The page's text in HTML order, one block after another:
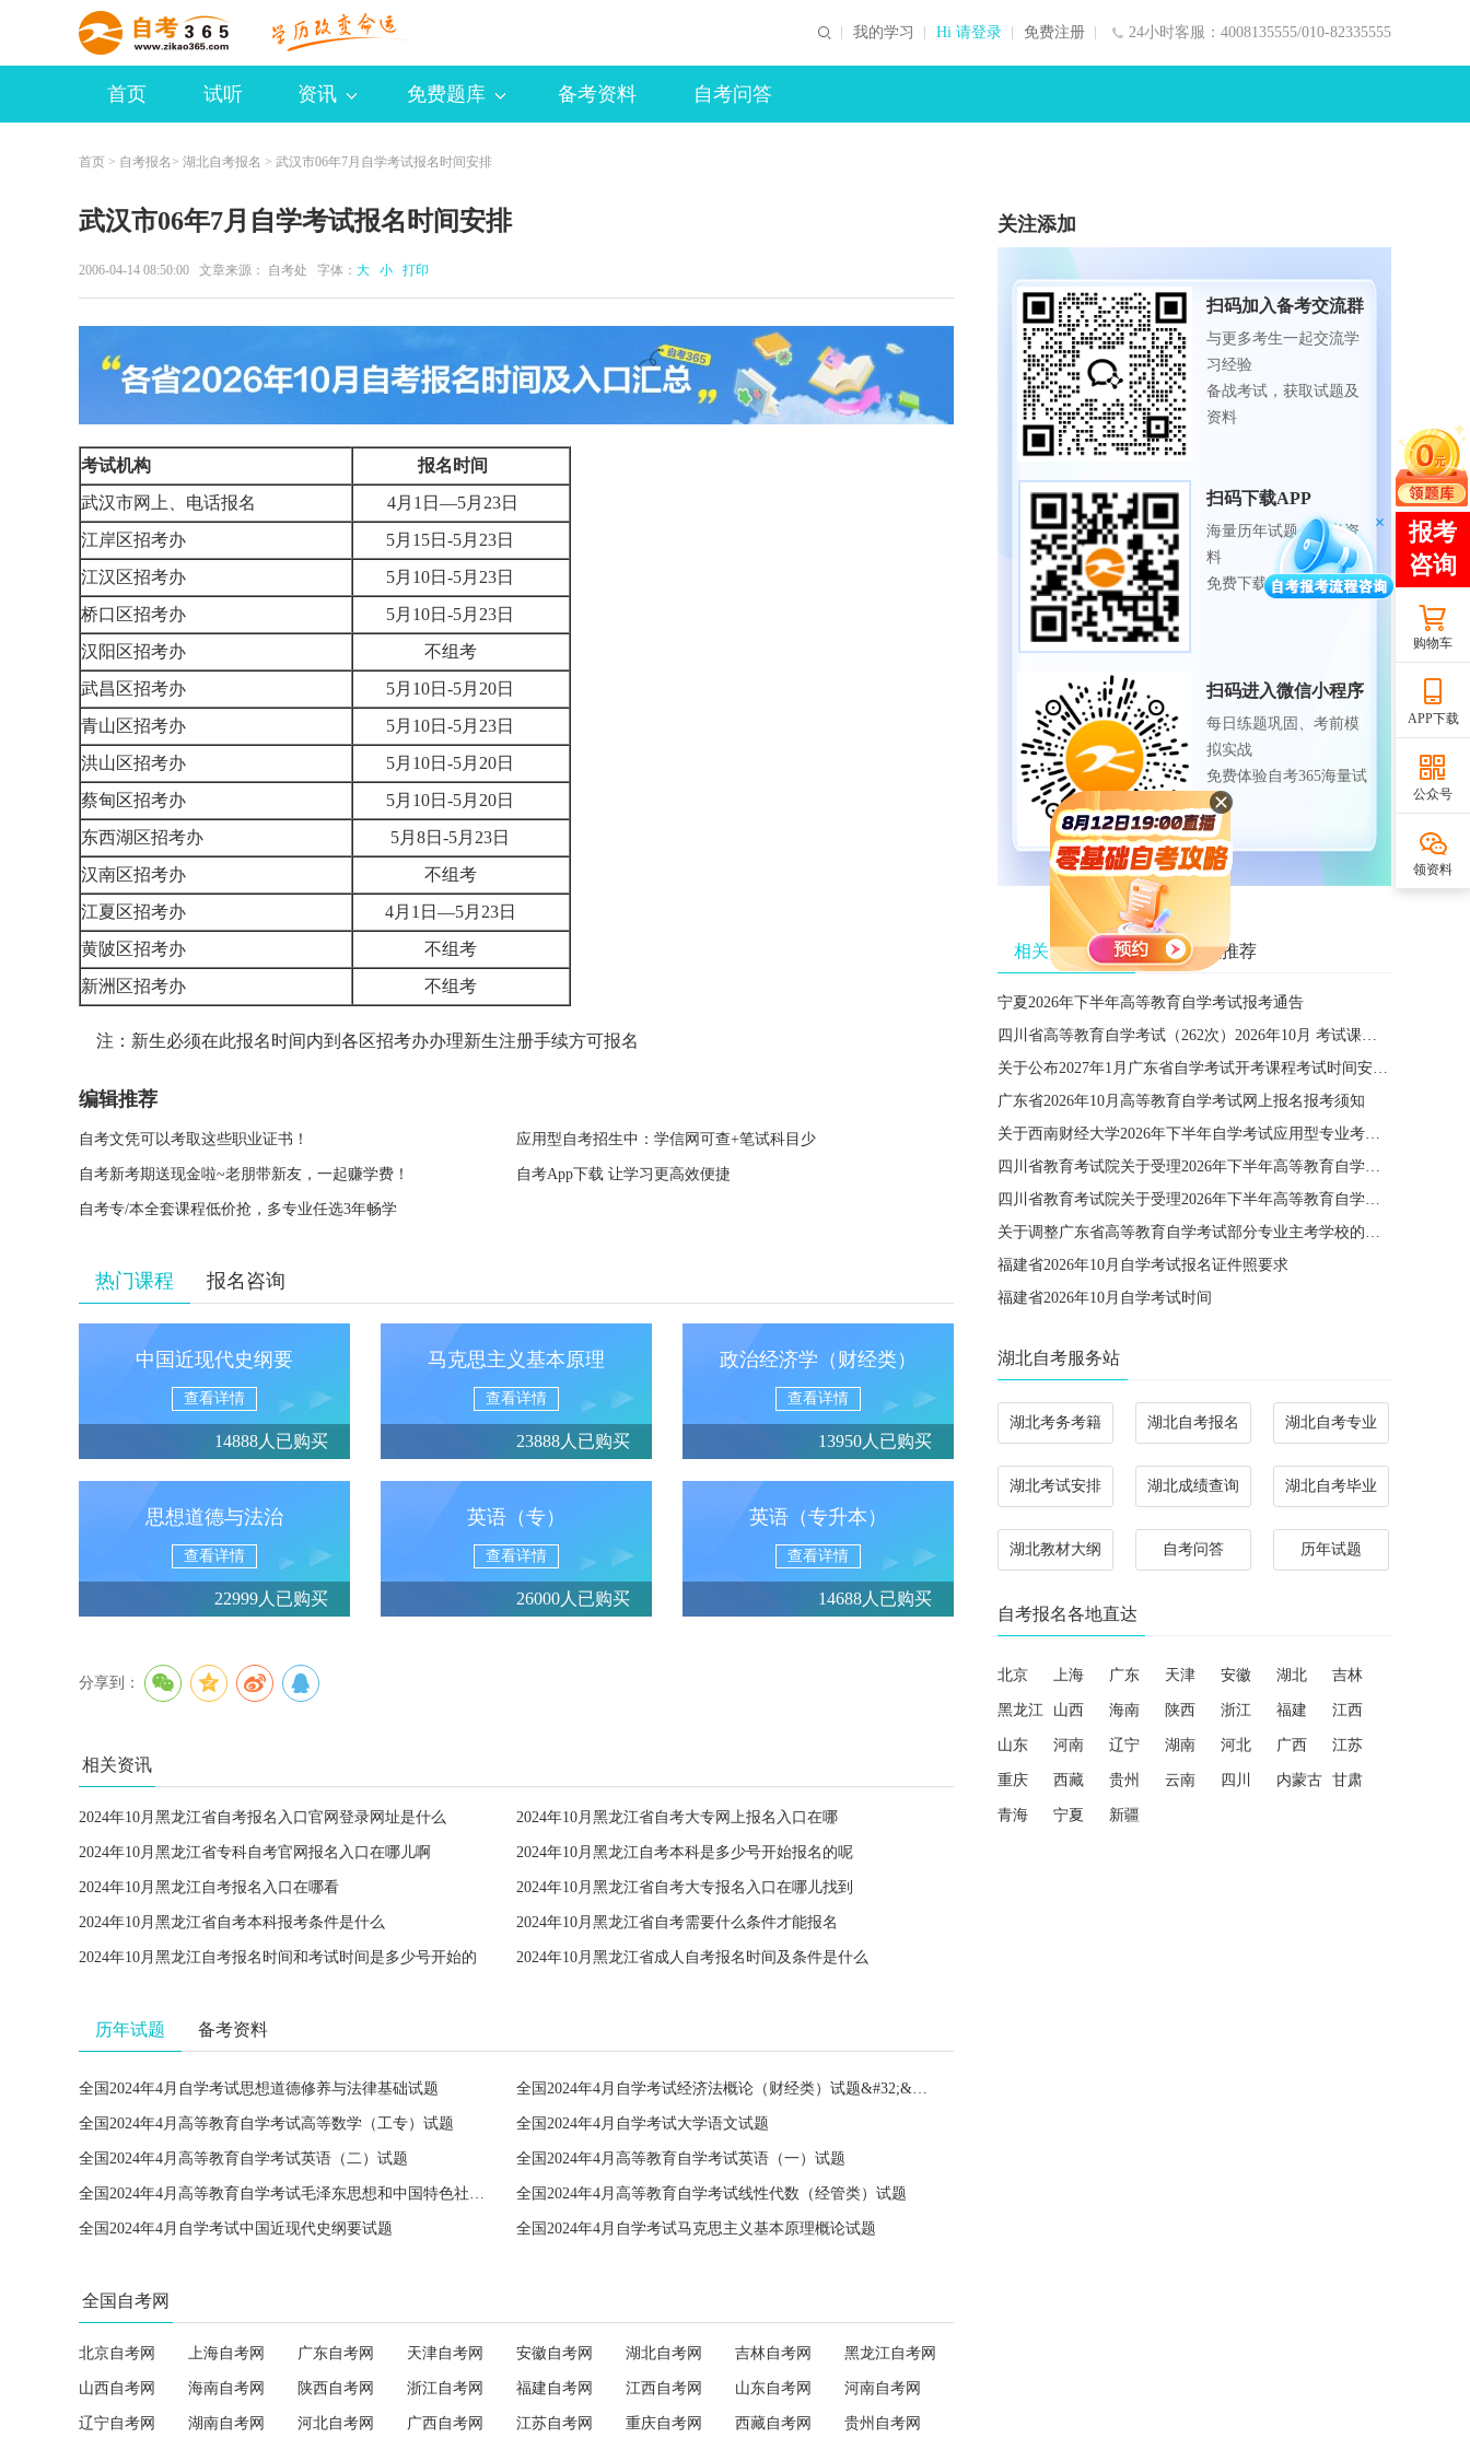
24小时客服：4008135555/010-82335555
我的学习 Hi 请登录 免费注册
首页 试听 资讯 免费题库 备考资料 自考问答
首页 > 自考报名 > 湖北自考报名 > 武汉市06年7月自学考试报名时间安排
武汉市06年7月自学考试报名时间安排
2006-04-14 08:50:00 文章来源： 自考处 字体： 大 小 打印
考试机构
报名时间
武汉市网上、电话报名
4月1日—5月23日
江岸区招考办
5月15日-5月23日
江汉区招考办
5月10日-5月23日
桥口区招考办
5月10日-5月23日
汉阳区招考办
不组考
武昌区招考办
5月10日-5月20日
青山区招考办
5月10日-5月23日
洪山区招考办
5月10日-5月20日
蔡甸区招考办
5月10日-5月20日
东西湖区招考办
5月8日-5月23日
汉南区招考办
不组考
江夏区招考办
4月1日—5月23日
黄陂区招考办
不组考
新洲区招考办
不组考
注：新生必须在此报名时间内到各区招考办办理新生注册手续方可报名
编辑推荐
自考文凭可以考取这些职业证书！ 应用型自考招生中：学信网可查+笔试科目少
自考新考期送现金啦~老朋带新友，一起赚学费！ 自考App下载 让学习更高效便捷
自考专/本全套课程低价抢，多专业任选3年畅学
热门课程 报名咨询
中国近现代史纲要
查看详情
14888人已购买
马克思主义基本原理
查看详情
23888人已购买
政治经济学（财经类）
查看详情
13950人已购买
思想道德与法治
查看详情
22999人已购买
英语（专）
查看详情
26000人已购买
英语（专升本）
查看详情
14688人已购买
分享到：
相关资讯
2024年10月黑龙江省自考报名入口官网登录网址是什么 2024年10月黑龙江省自考大专网上报名入口在哪
2024年10月黑龙江省专科自考官网报名入口在哪儿啊 2024年10月黑龙江自考本科是多少号开始报名的呢
2024年10月黑龙江自考报名入口在哪看 2024年10月黑龙江省自考大专报名入口在哪儿找到
2024年10月黑龙江省自考本科报考条件是什么 2024年10月黑龙江省自考需要什么条件才能报名
2024年10月黑龙江自考报名时间和考试时间是多少号开始的 2024年10月黑龙江省成人自考报名时间及条件是什么
历年试题 备考资料
全国2024年4月自学考试思想道德修养与法律基础试题 全国2024年4月自学考试经济法概论（财经类）试题&#32;&#32;
全国2024年4月高等教育自学考试高等数学（工专）试题 全国2024年4月自学考试大学语文试题
全国2024年4月高等教育自学考试英语（二）试题 全国2024年4月高等教育自学考试英语（一）试题
全国2024年4月高等教育自学考试毛泽东思想和中国特色社会主义理论体系概论试题 全国2024年4月高等教育自学考试线性代数（经管类）试题
全国2024年4月自学考试中国近现代史纲要试题 全国2024年4月自学考试马克思主义基本原理概论试题
全国自考网
北京自考网 上海自考网 广东自考网 天津自考网 安徽自考网 湖北自考网 吉林自考网 黑龙江自考网
山西自考网 海南自考网 陕西自考网 浙江自考网 福建自考网 江西自考网 山东自考网 河南自考网
辽宁自考网 湖南自考网 河北自考网 广西自考网 江苏自考网 重庆自考网 西藏自考网 贵州自考网
关注添加
扫码加入备考交流群
与更多考生一起交流学
习经验
备战考试，获取试题及
资料
扫码下载APP
海量历年试题、备考资
料
免费下载领取
扫码进入微信小程序
每日练题巩固、考前模
拟实战
免费体验自考365海量试
题
相关资讯推荐 热门资讯推荐
宁夏2026年下半年高等教育自学考试报考通告
四川省高等教育自学考试（262次）2026年10月 考试课程简表
关于公布2027年1月广东省自学考试开考课程考试时间安排和使用教材的通知
广东省2026年10月高等教育自学考试网上报名报考须知
关于西南财经大学2026年下半年自学考试应用型专业考籍更改办理的通知
四川省教育考试院关于受理2026年下半年高等教育自学考试省际转考申请的通告
四川省教育考试院关于受理2026年下半年高等教育自学考试考籍更改申请的通告
关于调整广东省高等教育自学考试部分专业主考学校的通知
福建省2026年10月自学考试报名证件照要求
福建省2026年10月自学考试时间
湖北自考服务站
湖北考务考籍 湖北自考报名 湖北自考专业
湖北考试安排 湖北成绩查询 湖北自考毕业
湖北教材大纲 自考问答 历年试题
自考报名各地直达
北京 上海 广东 天津 安徽 湖北 吉林
黑龙江 山西 海南 陕西 浙江 福建 江西
山东 河南 辽宁 湖南 河北 广西 江苏
重庆 西藏 贵州 云南 四川 内蒙古 甘肃
青海 宁夏 新疆
购物车
APP下载
公众号
领资料